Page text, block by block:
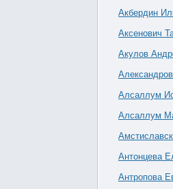
Акбердин
Аксенович
Акулов
Алсаллум
Алсаллум
Антонцева
Антропова